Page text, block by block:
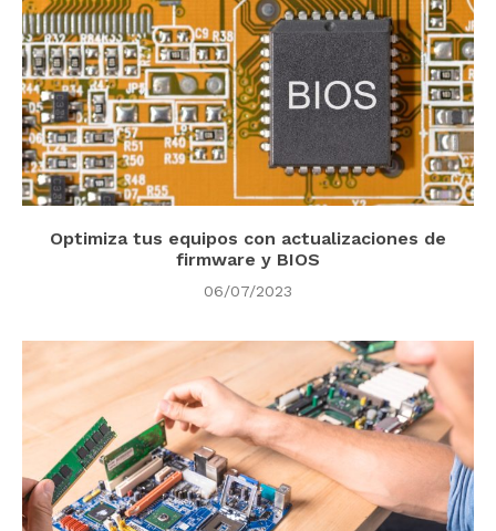
Optimiza tus equipos con actualizaciones de
firmware y BIOS
06/07/2023